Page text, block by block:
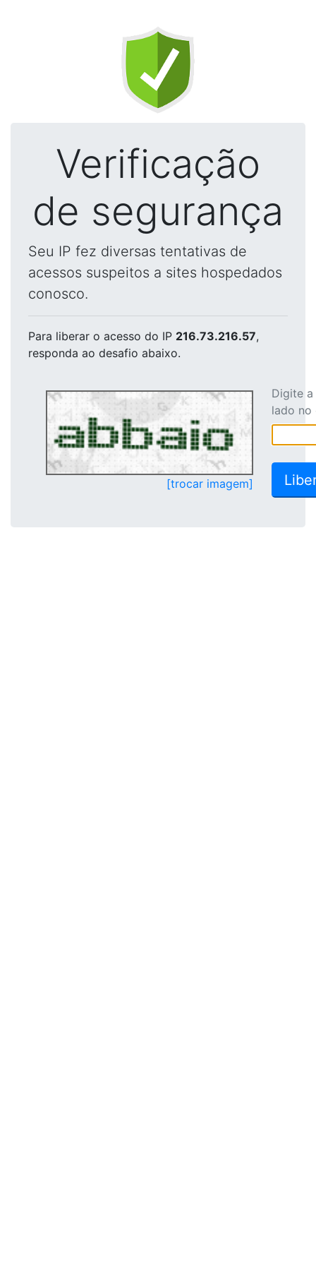
Verificação
de segurança
Seu IP fez diversas tentativas de
acessos suspeitos a sites hospedados
conosco.
Para liberar o acesso do IP 216.73.216.57,
responda ao desafio abaixo.
[trocar imagem]
Digite
lado no